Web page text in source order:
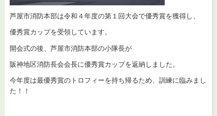
芦屋市消防本部は令和４年度の第１回大会で優秀賞を獲得し、
優秀賞カップを受領しています。
開会式の後、芦屋市消防本部の小隊長が
阪神地区消防長会会長に優秀賞カップを返納しました。
今年度は最優秀賞のトロフィーを持ち帰るため、訓練に臨みまし
た！！